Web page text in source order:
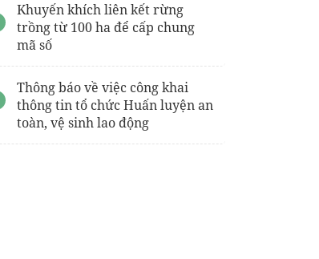
Khuyến khích liên kết rừng
trồng từ 100 ha để cấp chung
mã số
Thông báo về việc công khai
thông tin tổ chức Huấn luyện an
toàn, vệ sinh lao động